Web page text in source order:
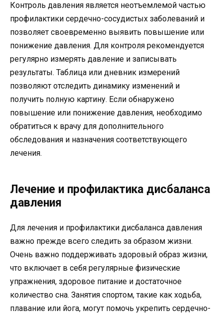
Контроль давления является неотъемлемой частью
профилактики сердечно-сосудистых заболеваний и
позволяет своевременно выявить повышение или
понижение давления. Для контроля рекомендуется
регулярно измерять давление и записывать
результаты. Таблица или дневник измерений
позволяют отследить динамику изменений и
получить полную картину. Если обнаружено
повышение или понижение давления, необходимо
обратиться к врачу для дополнительного
обследования и назначения соответствующего
лечения.
Лечение и профилактика дисбаланса
давления
Для лечения и профилактики дисбаланса давления
важно прежде всего следить за образом жизни.
Очень важно поддерживать здоровый образ жизни,
что включает в себя регулярные физические
упражнения, здоровое питание и достаточное
количество сна. Занятия спортом, такие как ходьба,
плавание или йога, могут помочь укрепить сердечно-